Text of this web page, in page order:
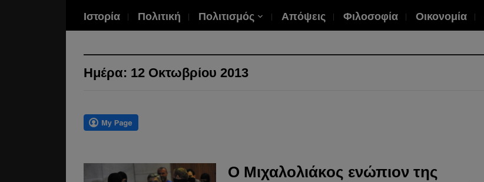
Ιστορία Πολιτική Πολιτισμός Απόψεις Φιλοσοφία Οικονομία
Ημέρα: 12 Οκτωβρίου 2013
Ο Μιχαλολιάκος ενώπιον της